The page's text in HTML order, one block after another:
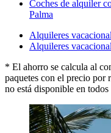
Coches de alquiler
Palma
Alquileres
Alquileres
* El ahorro se calcula al
paquetes con el precio por
no está disponible en todos